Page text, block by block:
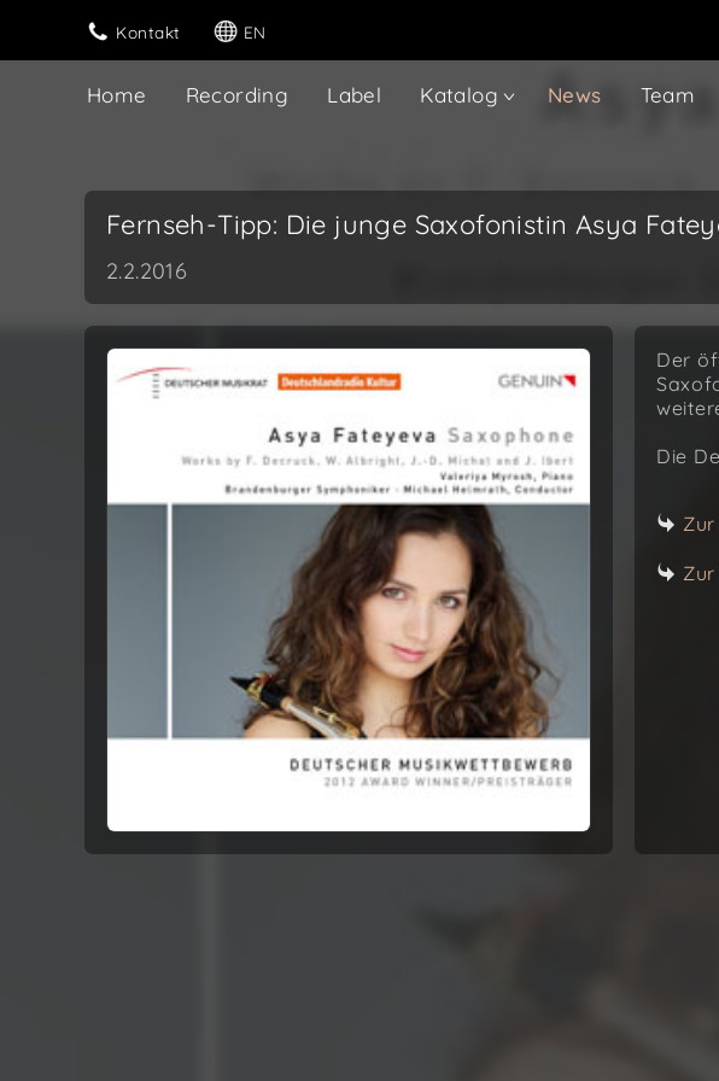
Kontakt EN
Home Recording Label Katalog News Team
Fernseh-Tipp: Die junge Saxofonistin Asya
2.2.2016
Der
Die
Zur